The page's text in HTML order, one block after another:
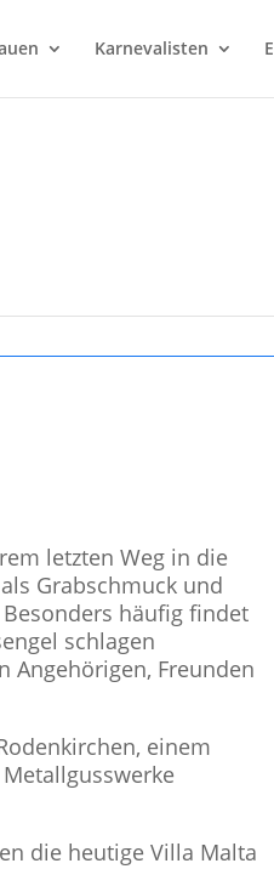
Karnevalisten
letzten Weg in die
Grabschmuck und
häufig findet
schlagen
Angehörigen, Freunden
einem
die heutige Villa Malta